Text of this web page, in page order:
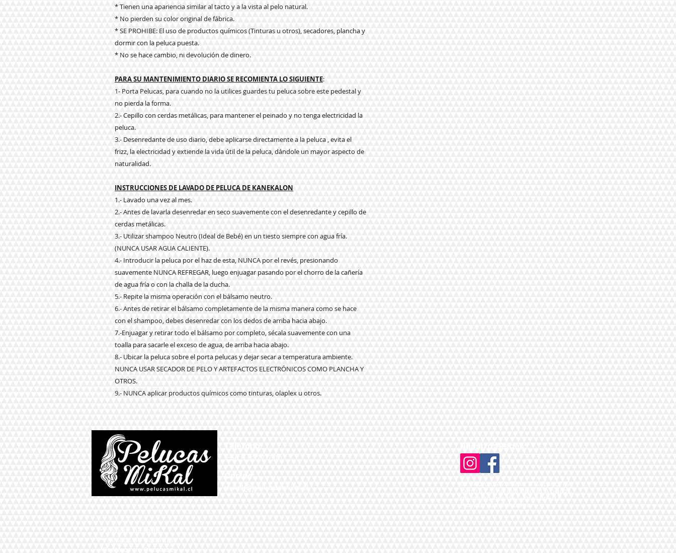
* Tienen una apariencia similar al tacto y a la vista al pelo natural.
* No pierden su color original de fábrica.
* SE PROHIBE: El uso de productos químicos (Tinturas u otros), secadores, plancha y
dormir con la peluca puesta.
* No se hace cambio, ni devolución de dinero.
PARA SU MANTENIMIENTO DIARIO SE RECOMIENTA LO SIGUIENTE:
1- Porta Pelucas, para cuando no la utilices guardes tu peluca sobre este pedestal y
no pierda la forma.
2.- Cepillo con cerdas metálicas, para mantener el peinado y no tenga electricidad la
peluca.
3.- Desenredante de uso diario, debe aplicarse directamente a la peluca , evita el
frizz, la electricidad y extiende la vida útil de la peluca, dándole un mayor aspecto de
naturalidad.
INSTRUCCIONES DE LAVADO DE PELUCA DE KANEKALON
1.- Lavado una vez al mes.
2.- Antes de lavarla desenredar en seco suavemente con el desenredante y cepillo de
cerdas metálicas.
3.- Utilizar shampoo Neutro (Ideal de Bebé) en un tiesto siempre con agua fría.
(NUNCA USAR AGUA CALIENTE).
4.- Introducir la peluca por el haz de esta, NUNCA por el revés, presionando
suavemente NUNCA REFREGAR, luego enjuagar pasando por el chorro de la cañería
de agua fría o con la challa de la ducha.
5.- Repite la misma operación con el bálsamo neutro.
6.- Antes de retirar el bálsamo completamente de la misma manera como se hace
con el shampoo, debes desenredar con los dedos de arriba hacia abajo.
7.-Enjuagar y retirar todo el bálsamo por completo, sécala suavemente con una
toalla para sacarle el exceso de agua, de arriba hacia abajo.
8.- Ubicar la peluca sobre el porta pelucas y dejar secar a temperatura ambiente.
NUNCA USAR SECADOR DE PELO Y ARTEFACTOS ELECTRÓNICOS COMO PLANCHA Y
OTROS.
9.- NUNCA aplicar productos químicos como tinturas, olaplex u otros.